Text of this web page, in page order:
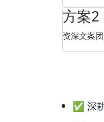
方案2
资深文案
✅ 深